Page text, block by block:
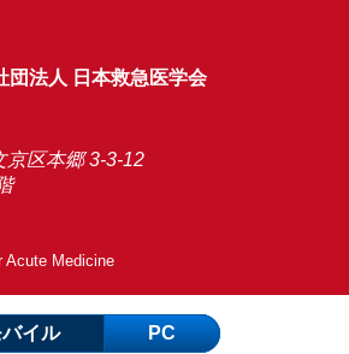
団法人 日本救急医学会
区本郷 3-3-12
Acute Medicine
イル PC